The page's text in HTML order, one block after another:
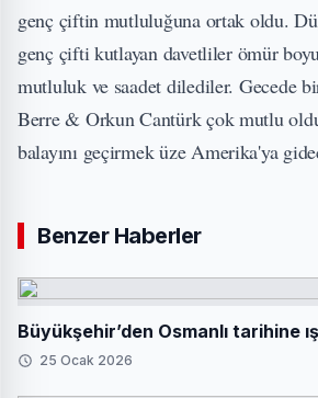
genç çiftin mutluluğuna ortak oldu.
genç çifti kutlayan davetliler ömür
mutluluk ve saadet dilediler. Gecede
Berre & Orkun Cantürk çok mutlu
balayını geçirmek üze Amerika'ya
Benzer Haberler
Büyükşehir’den Osmanlı tarihine
25 Ocak 2026